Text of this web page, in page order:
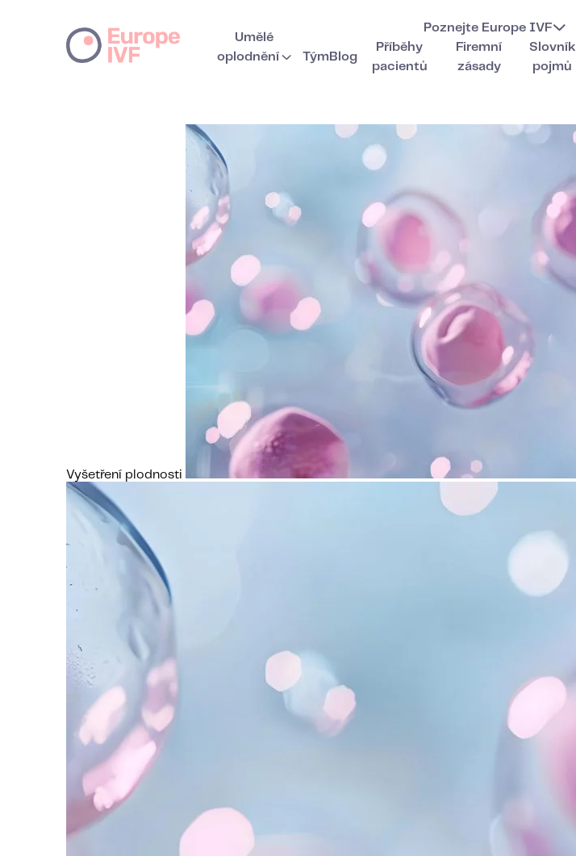
Umělé
oplodnění
Poznejte Europe IVF
TýmBlog
Příběhy
pacientů
Firemní
zásady
Slovník
pojmů
Vyšetření plodnosti